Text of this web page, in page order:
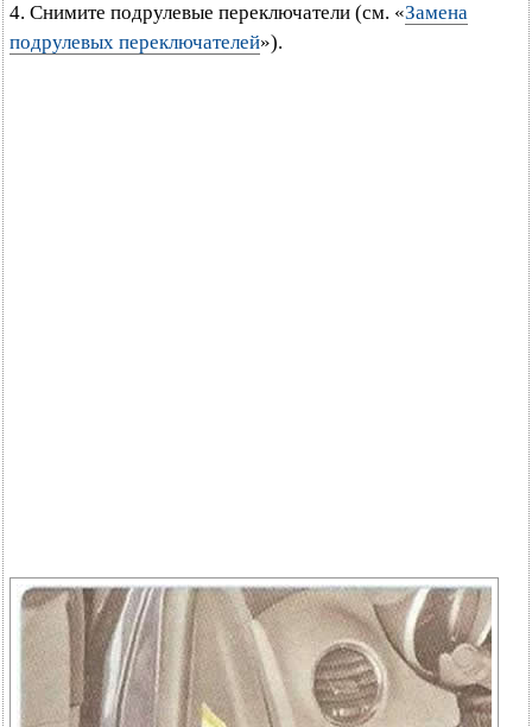
4. Снимите подрулевые переключатели (см. «Замена
подрулевых переключателей»).